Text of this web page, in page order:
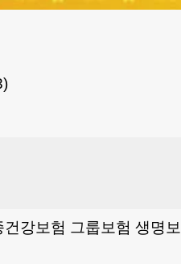
강보험 그룹보험 생명